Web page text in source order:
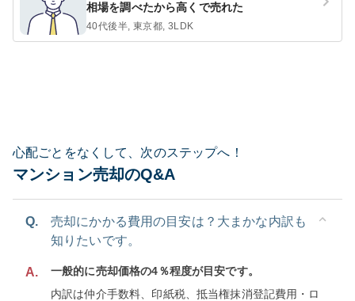
相場を調べたから高くで売れた
40代後半, 東京都, 3LDK
心配ごとをなくして、次のステップへ！
マンション売却のQ&A
Q.
売却にかかる費用の目安は？大まかな内訳も
知りたいです。
A.
一般的に売却価格の4％程度が目安です。
内訳は仲介手数料、印紙税、抵当権抹消登記費用・ロ